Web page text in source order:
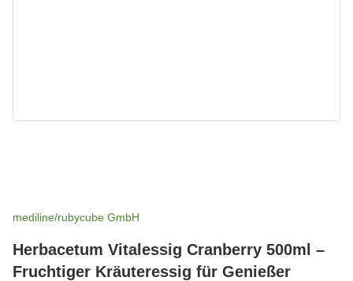
mediline/rubycube GmbH
Herbacetum Vitalessig Cranberry 500ml –
Fruchtiger Kräuteressig für Genießer